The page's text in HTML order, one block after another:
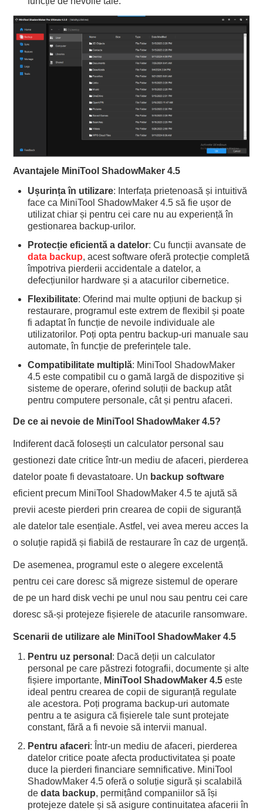
Avantajele MiniTool ShadowMaker 4.5
Ușurința în utilizare: Interfața prietenoasă și intuitivă
face ca MiniTool ShadowMaker 4.5 să fie ușor de
utilizat chiar și pentru cei care nu au experiență în
gestionarea backup-urilor.
Protecție eficientă a datelor: Cu funcții avansate de
data backup, acest software oferă protecție completă
împotriva pierderii accidentale a datelor, a
defecțiunilor hardware și a atacurilor cibernetice.
Flexibilitate: Oferind mai multe opțiuni de backup și
restaurare, programul este extrem de flexibil și poate
fi adaptat în funcție de nevoile individuale ale
utilizatorilor. Poți opta pentru backup-uri manuale sau
automate, în funcție de preferințele tale.
Compatibilitate multiplă: MiniTool ShadowMaker
4.5 este compatibil cu o gamă largă de dispozitive și
sisteme de operare, oferind soluții de backup atât
pentru computere personale, cât și pentru afaceri.
De ce ai nevoie de MiniTool ShadowMaker 4.5?
Indiferent dacă folosești un calculator personal sau
gestionezi date critice într-un mediu de afaceri, pierderea
datelor poate fi devastatoare. Un backup software
eficient precum MiniTool ShadowMaker 4.5 te ajută să
previi aceste pierderi prin crearea de copii de siguranță
ale datelor tale esențiale. Astfel, vei avea mereu acces la
o soluție rapidă și fiabilă de restaurare în caz de urgență.
De asemenea, programul este o alegere excelentă
pentru cei care doresc să migreze sistemul de operare
de pe un hard disk vechi pe unul nou sau pentru cei care
doresc să-și protejeze fișierele de atacurile ransomware.
Scenarii de utilizare ale MiniTool ShadowMaker 4.5
Pentru uz personal : Dacă deții un calculator
personal pe care păstrezi fotografii, documente și alte
fișiere importante, MiniTool ShadowMaker 4.5 este
ideal pentru crearea de copii de siguranță regulate
ale acestora. Poți programa backup-uri automate
pentru a te asigura că fișierele tale sunt protejate
constant, fără a fi nevoie să intervii manual.
Pentru afaceri: Într-un mediu de afaceri, pierderea
datelor critice poate afecta productivitatea și poate
duce la pierderi financiare semnificative. MiniTool
ShadowMaker 4.5 oferă o soluție sigură și scalabilă
dedata backup, permițând companiilor să își
protejeze datele și să asigure continuitatea afacerii în